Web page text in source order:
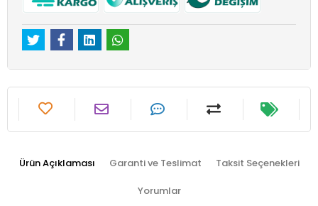
Ürün Açıklaması Garanti ve Teslimat Taksit Seçenekleri
Yorumlar